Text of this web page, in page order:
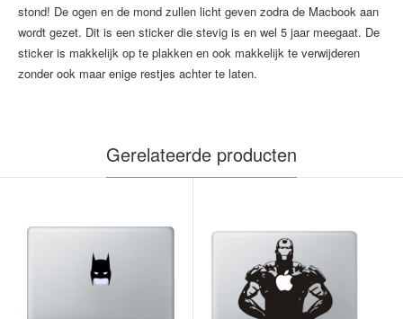
stond! De ogen en de mond zullen licht geven zodra de Macbook aan
wordt gezet. Dit is een sticker die stevig is en wel 5 jaar meegaat. De
sticker is makkelijk op te plakken en ook makkelijk te verwijderen
zonder ook maar enige restjes achter te laten.
Gerelateerde producten